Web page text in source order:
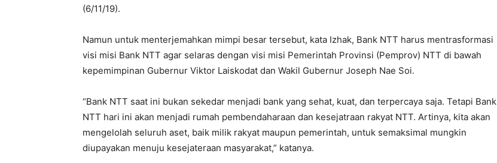
(6/11/19).
Namun untuk menterjemahkan mimpi besar tersebut, kata Izhak, Bank NTT harus mentrasformasi
visi misi Bank NTT agar selaras dengan visi misi Pemerintah Provinsi (Pemprov) NTT di bawah
kepemimpinan Gubernur Viktor Laiskodat dan Wakil Gubernur Joseph Nae Soi.
“Bank NTT saat ini bukan sekedar menjadi bank yang sehat, kuat, dan terpercaya saja. Tetapi Bank
NTT hari ini akan menjadi rumah pembendaharaan dan kesejatraan rakyat NTT. Artinya, kita akan
mengelolah seluruh aset, baik milik rakyat maupun pemerintah, untuk semaksimal mungkin
diupayakan menuju kesejateraan masyarakat,” katanya.